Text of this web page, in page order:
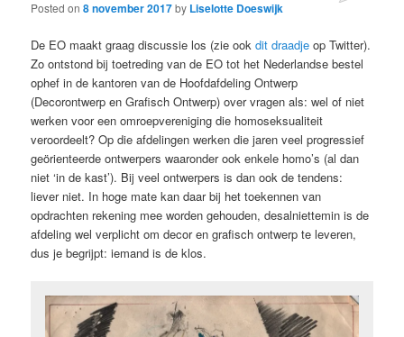
Posted on8 november 2017by Liselotte Doeswijk
De EO maakt graag discussie los (zie ookdit draadje op Twitter).
Zo ontstond bij toetreding van de EO tot het Nederlandse bestel
ophef in de kantoren van de Hoofdafdeling Ontwerp
(Decorontwerp en Grafisch Ontwerp) over vragen als: wel of niet
werken voor een omroepvereniging die homoseksualiteit
veroordeelt? Op die afdelingen werken die jaren veel progressief
geörienteerde ontwerpers waaronder ook enkele homo’s (al dan
niet ‘in de kast’). Bij veel ontwerpers is dan ook de tendens:
liever niet. In hoge mate kan daar bij het toekennen van
opdrachten rekening mee worden gehouden, desalniettemin is de
afdeling wel verplicht om decor en grafisch ontwerp te leveren,
dus je begrijpt: iemand is de klos.